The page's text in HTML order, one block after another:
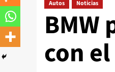
Autos Noticias
BMW
con